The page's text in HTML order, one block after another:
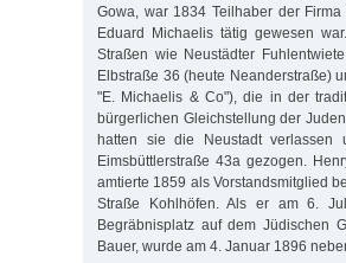
Gowa, war 1834 Teilhaber der
Eduard Michaelis tätig gewesen
Straßen wie Neustädter
Elbstraße 36 (heute Neanderstraße)
"E. Michaelis & Co"), die in der
bürgerlichen Gleichstellung der
hatten sie die Neustadt
Eimsbüttlerstraße 43a gezogen.
amtierte 1859 als Vorstandsmitglied
Straße Kohlhöfen. Als er am 6.
Begräbnisplatz auf dem Jüdischen
Bauer, wurde am 4. Januar 1896